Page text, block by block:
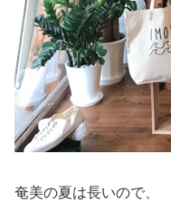
奄美の夏は長いので、